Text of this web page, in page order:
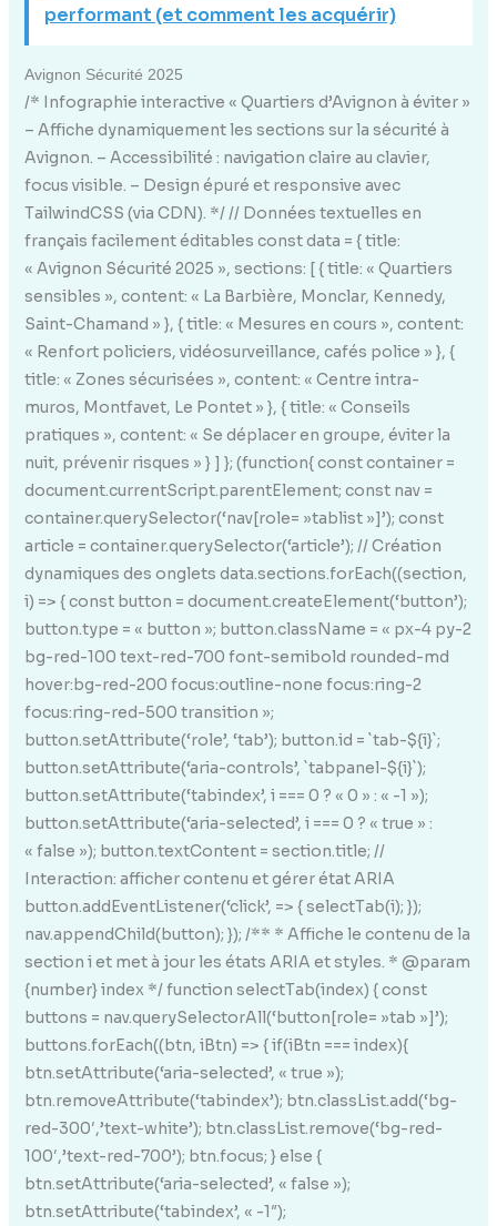
performant (et comment les acquérir)
Avignon Sécurité 2025
/* Infographie interactive « Quartiers d’Avignon à éviter »
– Affiche dynamiquement les sections sur la sécurité à
Avignon. – Accessibilité : navigation claire au clavier,
focus visible. – Design épuré et responsive avec
TailwindCSS (via CDN). */ // Données textuelles en
français facilement éditables const data = { title:
« Avignon Sécurité 2025 », sections: [ { title: « Quartiers
sensibles », content: « La Barbière, Monclar, Kennedy,
Saint-Chamand » }, { title: « Mesures en cours », content:
« Renfort policiers, vidéosurveillance, cafés police » }, {
title: « Zones sécurisées », content: « Centre intra-
muros, Montfavet, Le Pontet » }, { title: « Conseils
pratiques », content: « Se déplacer en groupe, éviter la
nuit, prévenir risques » } ] }; (function{ const container =
document.currentScript.parentElement; const nav =
container.querySelector(‘nav[role= »tablist »]’); const
article = container.querySelector(‘article’); // Création
dynamiques des onglets data.sections.forEach((section,
i) => { const button = document.createElement(‘button’);
button.type = « button »; button.className = « px-4 py-2
bg-red-100 text-red-700 font-semibold rounded-md
hover:bg-red-200 focus:outline-none focus:ring-2
focus:ring-red-500 transition »;
button.setAttribute(‘role’, ‘tab’); button.id = `tab-${i}`;
button.setAttribute(‘aria-controls’, `tabpanel-${i}`);
button.setAttribute(‘tabindex’, i === 0 ? « 0 » : « -1 »);
button.setAttribute(‘aria-selected’, i === 0 ? « true » :
« false »); button.textContent = section.title; //
Interaction: afficher contenu et gérer état ARIA
button.addEventListener(‘click’, => { selectTab(i); });
nav.appendChild(button); }); /** * Affiche le contenu de la
section i et met à jour les états ARIA et styles. * @param
{number} index */ function selectTab(index) { const
buttons = nav.querySelectorAll(‘button[role= »tab »]’);
buttons.forEach((btn, iBtn) => { if(iBtn === index){
btn.setAttribute(‘aria-selected’, « true »);
btn.removeAttribute(‘tabindex’); btn.classList.add(‘bg-
red-300′,’text-white’); btn.classList.remove(‘bg-red-
100′,’text-red-700’); btn.focus; } else {
btn.setAttribute(‘aria-selected’, « false »);
btn.setAttribute(‘tabindex’, « -1″);